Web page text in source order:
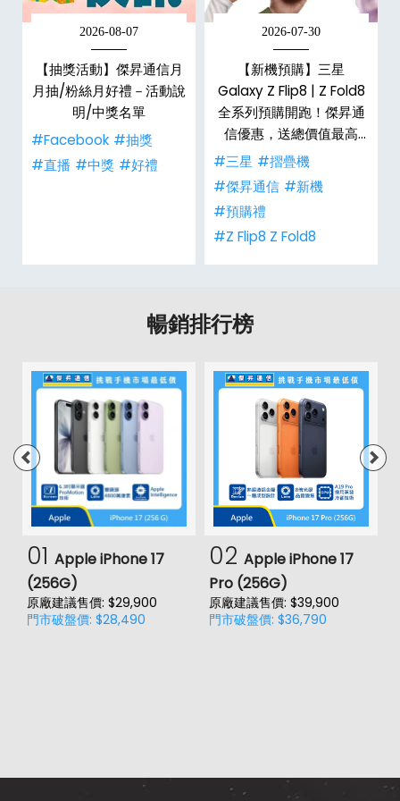
2026-08-07
【抽獎活動】傑昇通信月
月抽/粉絲月好禮－活動說
明/中獎名單
#Facebook #抽獎
#直播 #中獎 #好禮
2026-07-30
【新機預購】三星
Galaxy Z Flip8 | Z Fold8
全系列預購開跑！傑昇通
信優惠，送總價值最高
$2,180 好禮
#三星 #摺疊機
#傑昇通信 #新機
#預購禮
#Z Flip8 Z Fold8
暢銷排行榜
01 Apple iPhone 17
(256G)
原廠建議售價: $29,900
門市破盤價: $28,490
02 Apple iPhone 17
Pro (256G)
原廠建議售價: $39,900
門市破盤價: $36,790